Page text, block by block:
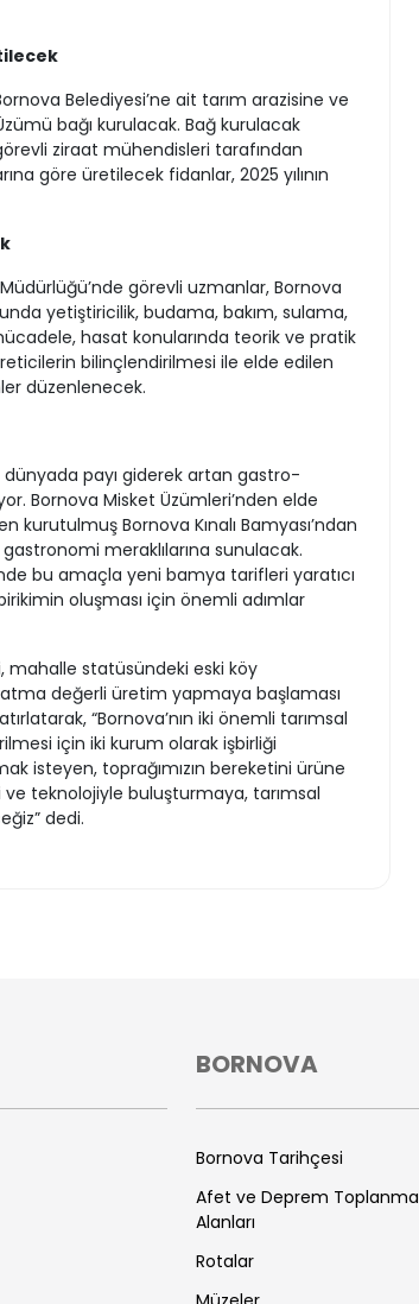
Belediyesi’ne ait tarım arazisine ve
bağı kurulacak. Bağ kurulacak
ziraat mühendisleri tarafından
göre üretilecek fidanlar, 2025 yılının
görevli uzmanlar, Bornova
yetiştiricilik, budama, bakım, sulama,
hasat konularında teorik ve pratik
bilinçlendirilmesi ile elde edilen
düzenlenecek.
dünyada payı giderek artan gastro-
Bornova Misket Üzümleri’nden elde
Bornova Kınalı Bamyası’ndan
meraklılarına sunulacak.
bu amaçla yeni bamya tarifleri yaratıcı
oluşması için önemli adımlar
mahalle statüsündeki eski köy
değerli üretim yapmaya başlaması
“Bornova’nın iki önemli tarımsal
için iki kurum olarak işbirliği
isteyen, toprağımızın bereketini ürüne
teknolojiyle buluşturmaya, tarımsal
dedi.
BORNOVA
Bornova Tarihçesi
Afet ve Deprem Toplanma
Alanları
Rotalar